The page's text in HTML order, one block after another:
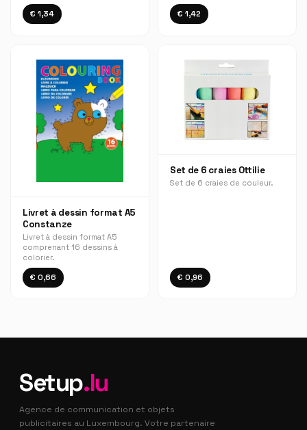
€ 1,34 € 1,42
Livret à dessin format A5
Constanze
Livret à dessin format A5
comprenant 16 dessins à
colorier.
€ 0,66
Set de 6 craies Ottilie
Set de 6 craies de couleur.
€ 0,96
Setup.lu
Agence de communication et objets
publicitaires au Luxembourg. Votre partenaire